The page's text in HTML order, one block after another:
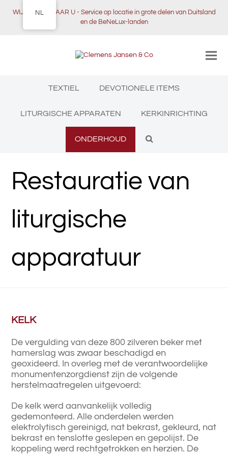
WIJ KOMEN NAAR U - Service op locatie in grote delen van Duitsland
en de BeNeLux-landen
TEXTIEL DEVOTIONELE ITEMS
LITURGISCHE APPARATEN KERKINRICHTING
ONDERHOUD
Restauratie van
liturgische
apparatuur
KELK
De vergulding van deze 800 zilveren beker met
hamerslag was zwaar beschadigd en
geoxideerd. In overleg met de verantwoordelijke
monumentenzorgdienst zijn de volgende
herstelmaatregelen uitgevoerd:
De kelk werd aanvankelijk volledig
gedemonteerd. Alle onderdelen werden
elektrolytisch gereinigd, nat bekrast, gekleurd, nat
bekrast en tenslotte geslepen en gepolijst. De
koppeling werd rechtgetrokken en herzien. De
NL